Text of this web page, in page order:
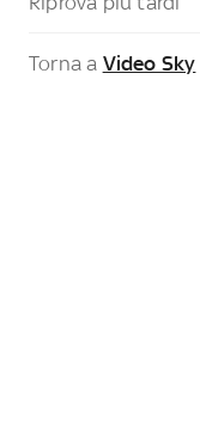
Torna a Video Sky